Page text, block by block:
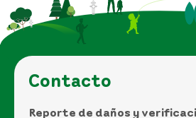
Contacto
Reporte de daños y